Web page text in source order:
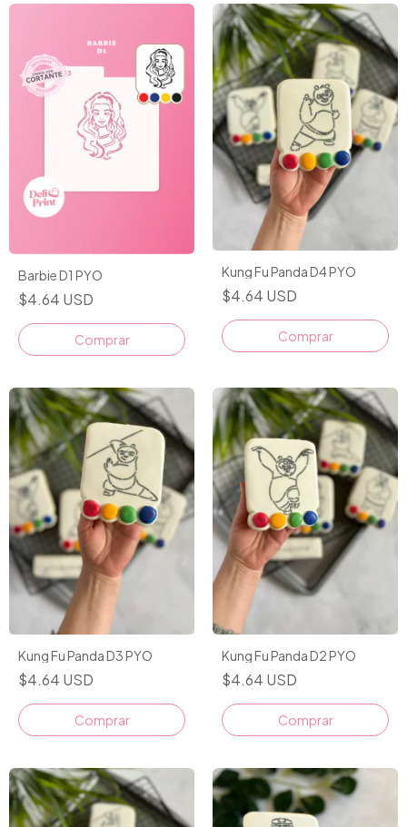
Barbie D1 PYO
$4.64 USD
Comprar
Kung Fu Panda D4 PYO
$4.64 USD
Comprar
Kung Fu Panda D3 PYO
$4.64 USD
Comprar
Kung Fu Panda D2 PYO
$4.64 USD
Comprar